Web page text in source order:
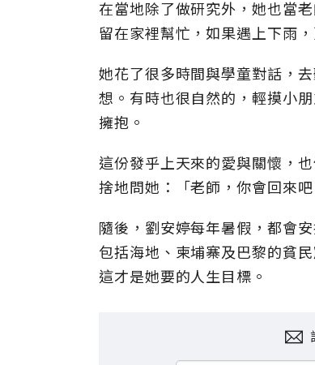
在當地除了做研究外，她也當
留在家裡幫忙，如果遇上下雨
她花了很多時間與學童對話，
想。有時也很自然的，輕摸小
擁抱。
這份發乎上天來的愛與關懷，
捨地問她：「老師，你會回來吧
隨後，劉安婷每年暑假，都會
包括海地、柬埔寨及巴黎的貧
這才是她要的人生目標。